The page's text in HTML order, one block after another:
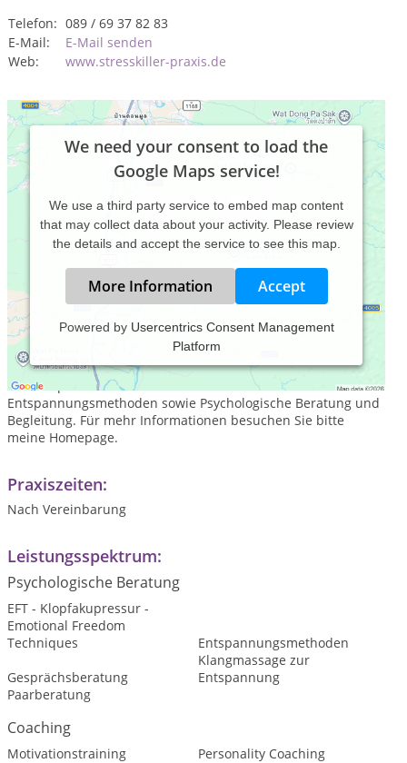
Telefon: 089 / 69 37 82 83
E-Mail:
E-Mail senden
Web:
www.stresskiller-praxis.de
We need your consent to load the
Google Maps service!
We use a third party service to embed map content
that may collect data about your activity. Please review
the details and accept the service to see this map.
More Information Accept
Powered by Usercentrics Consent Management
Platform
Bei mir geht es dem Stress an den Kragen! Meine Praxis
versteht sich als Auftragskiller für Ihren Stress. Das
Arbeitsspektrum der Praxis umfasst dabei
Entspannungsmethoden sowie Psychologische Beratung und
Begleitung. Für mehr Informationen besuchen Sie bitte
meine Homepage.
Praxiszeiten:
Nach Vereinbarung
Leistungsspektrum:
Psychologische Beratung
EFT - Klopfakupressur -
Emotional Freedom
Techniques
Entspannungsmethoden
Gesprächsberatung
Klangmassage zur
Entspannung
Paarberatung
Coaching
Motivationstraining Personality Coaching